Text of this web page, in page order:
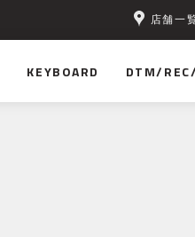
店舗一
KEYBOARD DTM/